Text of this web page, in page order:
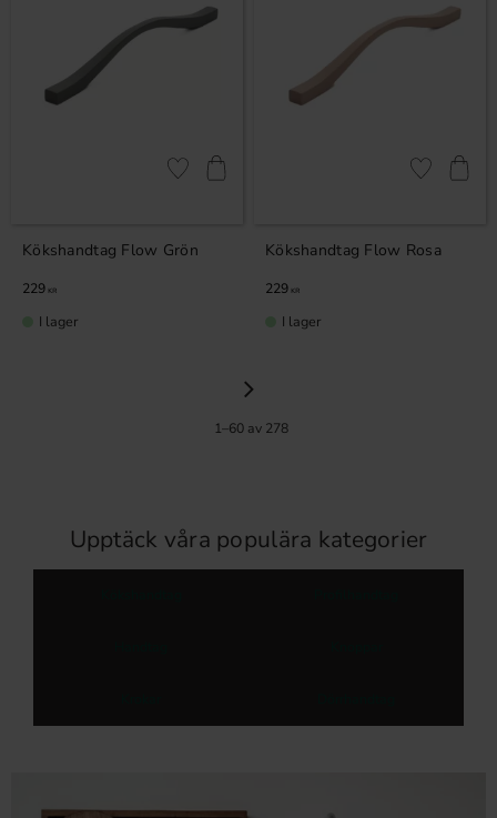
Kökshandtag Flow Grön
229 KR
Lägg till i favoriter
I lager
Kökshandtag Flow Rosa
229 KR
Lägg till i
I lager
1–60av 278
Upptäck våra populära kategorier